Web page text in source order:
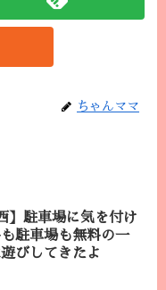
ちゃんママ
】駐車場に気を付け
駐車場も無料の一
びしてきたよ